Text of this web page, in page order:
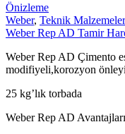
Önizleme
Weber, Teknik Malzemeler
Weber Rep AD Tamir
Weber Rep AD Çimento
modifiyeli,korozyon
25 kg’lık torbada
Weber Rep AD Avantajları